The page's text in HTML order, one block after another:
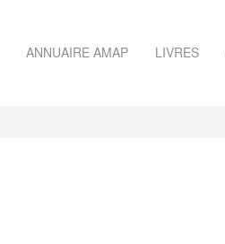
ANNUAIRE AMAP LIVRES